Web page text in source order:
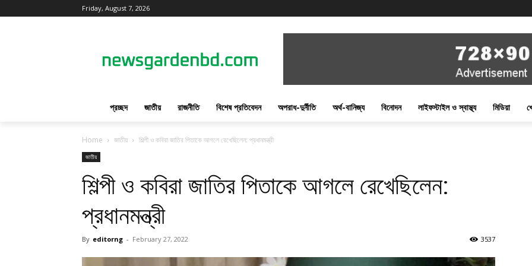
Friday, August 7, 2026
প্রচ্ছদ জাতীয় রাজনীতি বিশেষ প্রতিবেদন অপরাধ-দুর্নীতি অর্থ-বানিজ্য বিনোদন লাইফস্টাইল ও স্বাস্থ্য মিডিয়া
Home জাতীয় শিল্পী ও কবিরা জাতির পিতাকে আগলে রেখেছিলেন: প্রধানমন্ত্রী
জাতীয়
শিল্পী ও কবিরা জাতির পিতাকে আগলে রেখেছিলেন:
প্রধানমন্ত্রী
By editorng - February 27, 2022 3537